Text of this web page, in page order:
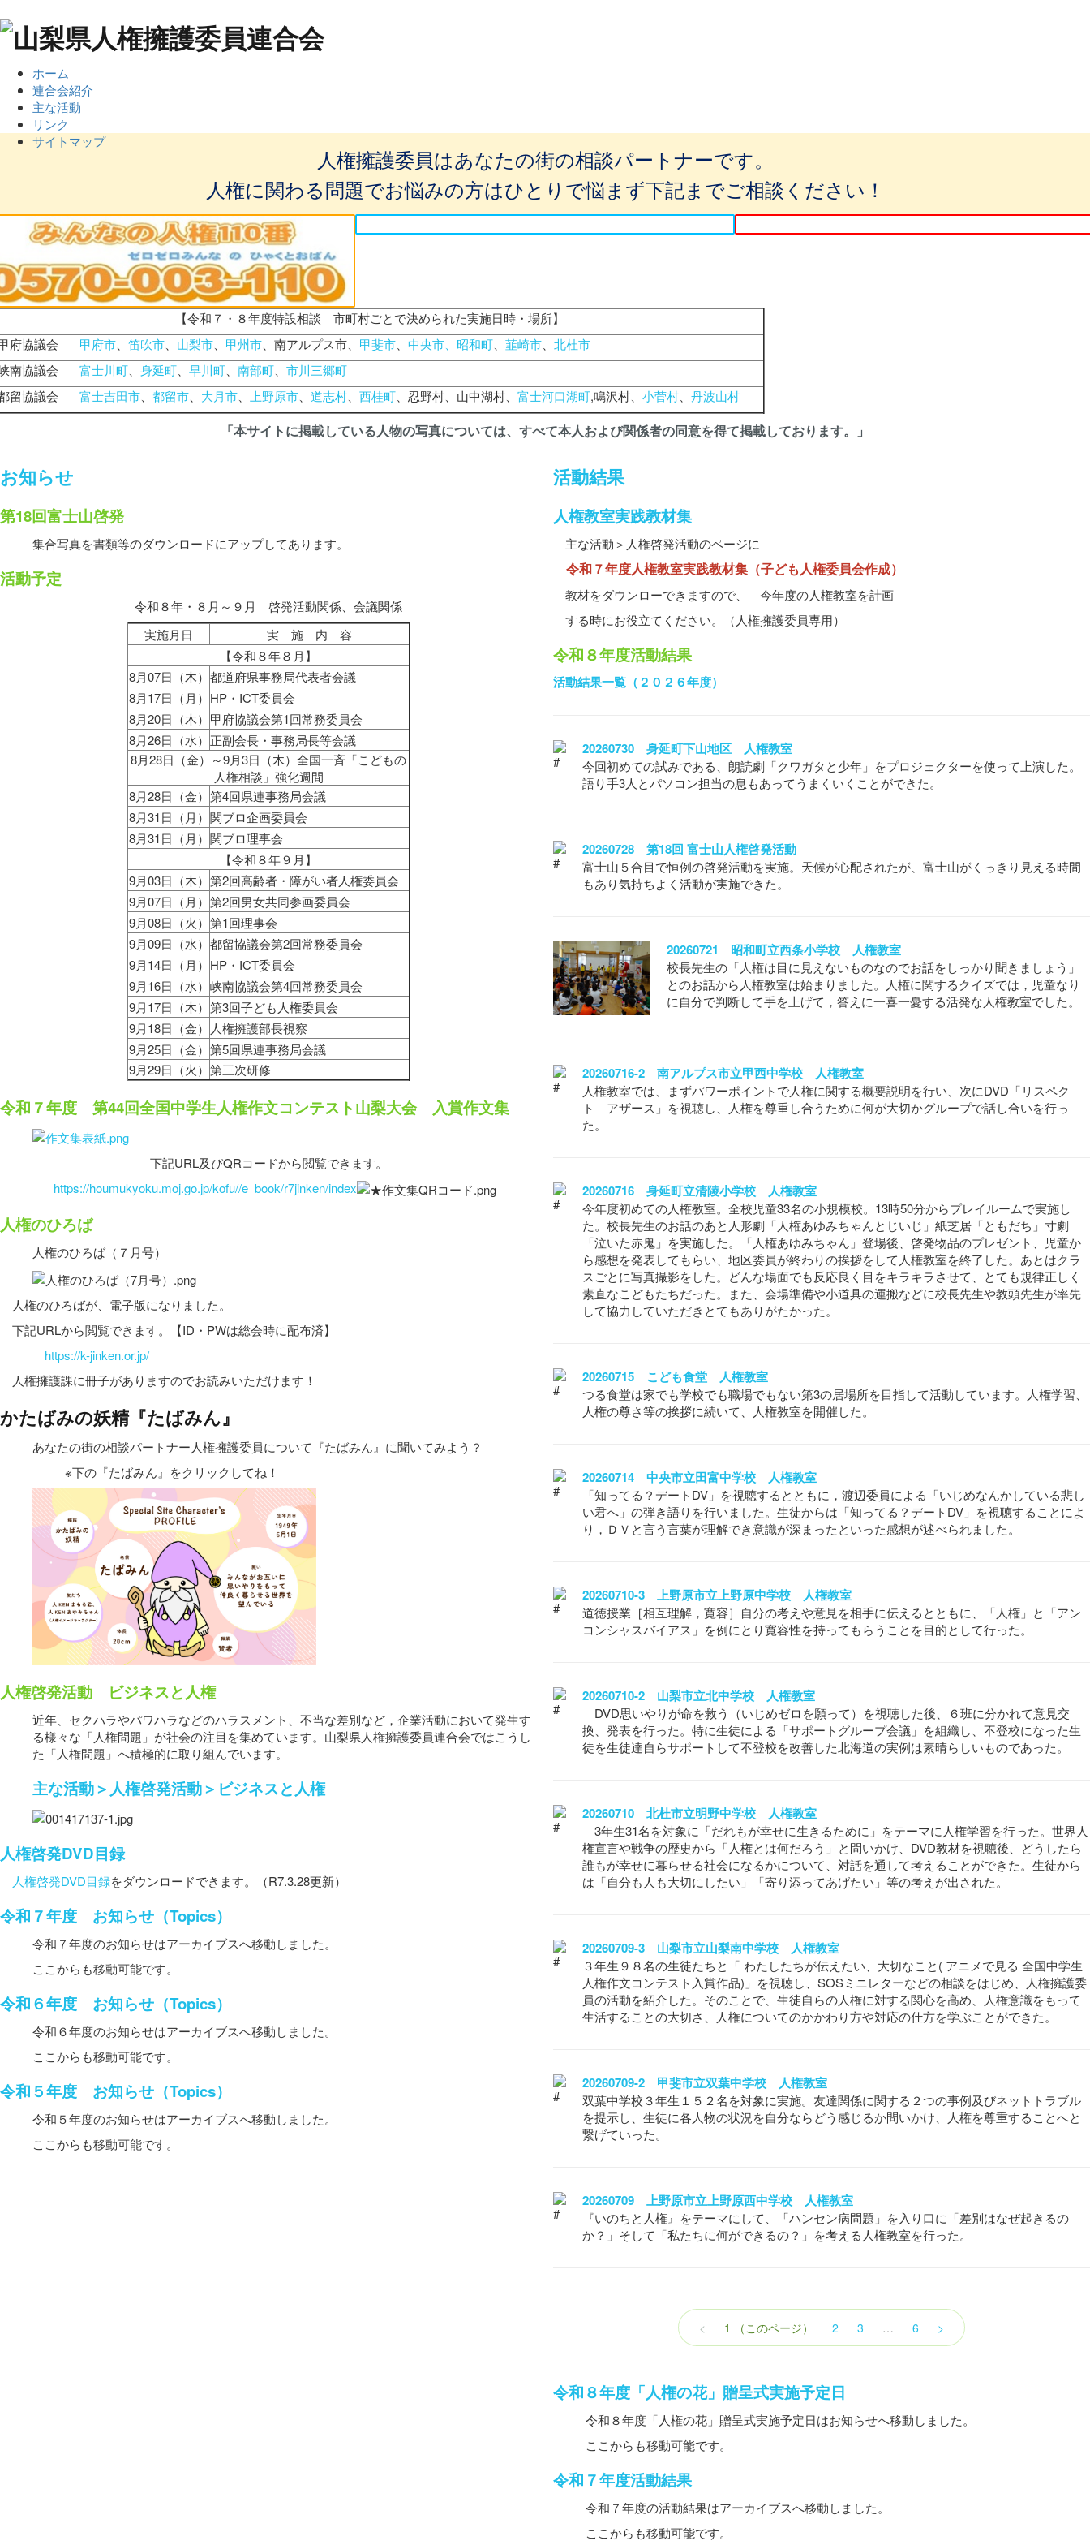
ホーム
連合会紹介
主な活動
リンク
サイトマップ
人権擁護委員はあなたの街の相談パートナーです。
人権に関わる問題でお悩みの方はひとりで悩まず下記までご相談ください！
【令和７・８年度特設相談 市町村ごとで決められた実施日時・場所】
府協議会
甲府市、 笛吹市、 山梨市、 甲州市、南アルプス市、 甲斐市、 中央市、昭和町、 韮崎市、 北杜市
南協議会
富士川町、 身延町、 早川町、 南部町、 市川三郷町
留協議会
富士吉田市、 都留市、 大月市、 上野原市、 道志村、 西桂町、忍野村、山中湖村、 富士河口湖町,鳴沢村、 小菅村、 丹波山村
「本サイトに掲載している人物の写真については、すべて本人および関係者の同意を得て掲載しております。」
お知らせ
第18回富士山啓発
集合写真を書類等のダウンロードにアップしてあります。
活動予定
令和８年・８月～９月 啓発活動関係、会議関係
実施月日
実 施 内 容
【令和８年８月】
8月07日（木） 都道府県事務局代表者会議
8月17日（月） HP・ICT委員会
8月20日（木） 甲府協議会第1回常務委員会
8月26日（水） 正副会長・事務局長等会議
8月28日（金）～9月3日（木）全国一斉「こどもの
人権相談」強化週間
8月28日（金） 第4回県連事務局会議
8月31日（月） 関ブロ企画委員会
8月31日（月） 関ブロ理事会
【令和８年９月】
9月03日（木） 第2回高齢者・障がい者人権委員会
9月07日（月） 第2回男女共同参画委員会
9月08日（火） 第1回理事会
9月09日（水） 都留協議会第2回常務委員会
9月14日（月） HP・ICT委員会
9月16日（水） 峡南協議会第4回常務委員会
9月17日（木） 第3回子ども人権委員会
9月18日（金） 人権擁護部長視察
9月25日（金） 第5回県連事務局会議
9月29日（火） 第三次研修
令和７年度 第44回全国中学生人権作文コンテスト山梨大会 入賞作文集
下記URL及びQRコードから閲覧できます。
https://houmukyoku.moj.go.jp/kofu//e_book/r7jinken/index
人権のひろば
人権のひろば（７月号）
人権のひろばが、電子版になりました。
下記URLから閲覧できます。【ID・PWは総会時に配布済】
https://k-jinken.or.jp/
人権擁護課に冊子がありますのでお読みいただけます！
かたばみの妖精『たばみん』
あなたの街の相談パートナー人権擁護委員について『たばみん』に聞いてみよう？
※下の『たばみん』をクリックしてね！
人権啓発活動 ビジネスと人権
近年、セクハラやパワハラなどのハラスメント、不当な差別など，企業活動において発生す
る様々な「人権問題」が社会の注目を集めています。山梨県人権擁護委員連合会ではこうし
た「人権問題」へ積極的に取り組んでいます。
主な活動＞人権啓発活動＞ビジネスと人権
人権啓発DVD目録
人権啓発DVD目録をダウンロードできます。（R7.3.28更新）
令和７年度 お知らせ（Topics）
令和７年度のお知らせはアーカイブスへ移動しました。
ここからも移動可能です。
令和６年度 お知らせ（Topics）
令和６年度のお知らせはアーカイブスへ移動しました。
ここからも移動可能です。
令和５年度 お知らせ（Topics）
令和５年度のお知らせはアーカイブスへ移動しました。
ここからも移動可能です。
活動結果
人権教室実践教材集
主な活動＞人権啓発活動のページに
令和７年度人権教室実践教材集（子ども人権委員会作成）
教材をダウンローできますので、 今年度の人権教室を計画
する時にお役立てください。（人権擁護委員専用）
令和８年度活動結果
活動結果一覧（２０２６年度）
20260730 身延町下山地区 人権教室
今回初めての試みである、朗読劇「クワガタと少年」をプロジェクターを使って上演した。
語り手3人とパソコン担当の息もあってうまくいくことができた。
20260728 第18回 富士山人権啓発活動
富士山５合目で恒例の啓発活動を実施。天候が心配されたが、富士山がくっきり見える時間
もあり気持ちよく活動が実施できた。
20260721 昭和町立西条小学校 人権教室
校長先生の「人権は目に見えないものなのでお話をしっかり聞きましょう」
とのお話から人権教室は始まりました。人権に関するクイズでは，児童なり
に自分で判断して手を上げて，答えに一喜一憂する活発な人権教室でした。
20260716-2 南アルプス市立甲西中学校 人権教室
人権教室では、まずパワーポイントで人権に関する概要説明を行い、次にDVD「リスペク
ト アザース」を視聴し、人権を尊重し合うために何が大切かグループで話し合いを行っ
た。
20260716 身延町立清陵小学校 人権教室
今年度初めての人権教室。全校児童33名の小規模校。13時50分からプレイルームで実施し
た。校長先生のお話のあと人形劇「人権あゆみちゃんとじいじ」紙芝居「ともだち」寸劇
「泣いた赤鬼」を実施した。「人権あゆみちゃん」登場後、啓発物品のプレゼント、児童か
ら感想を発表してもらい、地区委員が終わりの挨拶をして人権教室を終了した。あとはクラ
スごとに写真撮影をした。どんな場面でも反応良く目をキラキラさせて、とても規律正しく
素直なこどもたちだった。また、会場準備や小道具の運搬などに校長先生や教頭先生が率先
して協力していただきとてもありがたかった。
20260715 こども食堂 人権教室
つる食堂は家でも学校でも職場でもない第3の居場所を目指して活動しています。人権学習、
人権の尊さ等の挨拶に続いて、人権教室を開催した。
20260714 中央市立田富中学校 人権教室
「知ってる？デートDV」を視聴するとともに，渡辺委員による「いじめなんかしている悲し
い君へ」の弾き語りを行いました。生徒からは「知ってる？デートDV」を視聴することによ
り，ＤＶと言う言葉が理解でき意識が深まったといった感想が述べられました。
20260710-3 上野原市立上野原中学校 人権教室
道徳授業［相互理解，寛容］自分の考えや意見を相手に伝えるとともに、「人権」と「アン
コンシャスバイアス」を例にとり寛容性を持ってもらうことを目的として行った。
20260710-2 山梨市立北中学校 人権教室
DVD思いやりが命を救う（いじめゼロを願って）を視聴した後、６班に分かれて意見交
換、発表を行った。特に生徒による「サポートグループ会議」を組織し、不登校になった生
徒を生徒達自らサポートして不登校を改善した北海道の実例は素晴らしいものであった。
20260710 北杜市立明野中学校 人権教室
3年生31名を対象に「だれもが幸せに生きるために」をテーマに人権学習を行った。世界人
権宣言や戦争の歴史から「人権とは何だろう」と問いかけ、DVD教材を視聴後、どうしたら
誰もが幸せに暮らせる社会になるかについて、対話を通して考えることができた。生徒から
は「自分も人も大切にしたい」「寄り添ってあげたい」等の考えが出された。
20260709-3 山梨市立山梨南中学校 人権教室
３年生９８名の生徒たちと「 わたしたちが伝えたい、大切なこと( アニメで見る 全国中学生
人権作文コンテスト入賞作品)」を視聴し、SOSミニレターなどの相談をはじめ、人権擁護委
員の活動を紹介した。そのことで、生徒自らの人権に対する関心を高め、人権意識をもって
生活することの大切さ、人権についてのかかわり方や対応の仕方を学ぶことができた。
20260709-2 甲斐市立双葉中学校 人権教室
双葉中学校３年生１５２名を対象に実施。友達関係に関する２つの事例及びネットトラブル
を提示し、生徒に各人物の状況を自分ならどう感じるか問いかけ、人権を尊重することへと
繋げていった。
20260709 上野原市立上野原西中学校 人権教室
『いのちと人権』をテーマにして、「ハンセン病問題」を入り口に「差別はなぜ起きるの
か？」そして「私たちに何ができるの？」を考える人権教室を行った。
< 1 （このページ） 2 3 … 6 >
令和８年度「人権の花」贈呈式実施予定日
令和８年度「人権の花」贈呈式実施予定日はお知らせへ移動しました。
ここからも移動可能です。
令和７年度活動結果
令和７年度の活動結果はアーカイブスへ移動しました。
ここからも移動可能です。